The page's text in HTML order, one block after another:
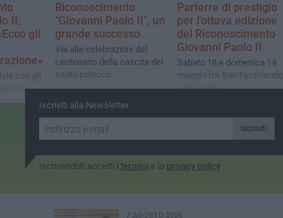
II,
gli
con gli
del
Riconoscimento
"Giovanni Paolo II", un
grande successo
Via alle celebrazioni del
centenario della nascita del
santo polacco
Parterre di prestigio
per l'ottava edizione
del Riconoscimento
Giovanni Paolo II
Sabato 18 e domenica 19
maggio fra San Ferdinando
e Bisceglie
Iscriviti alla Newsletter
Iscriviti
Iscrivendoti accetti i termini e la privacy policy
7 AGOSTO 2026